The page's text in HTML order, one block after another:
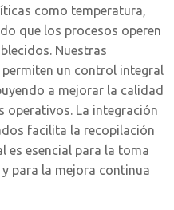
como temperatura,
que los procesos operen
Nuestras
un control integral
a mejorar la calidad
operativos. La integración
facilita la recopilación
es esencial para la toma
para la mejora continua